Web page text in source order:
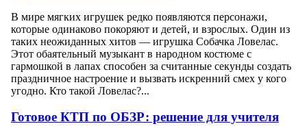
В мире мягких игрушек редко появляются персонажи,
которые одинаково покоряют и детей, и взрослых. Один из
таких неожиданных хитов — игрушка Собачка Ловелас.
Этот обаятельный музыкант в народном костюме с
гармошкой в лапах способен за считанные секунды создать
праздничное настроение и вызвать искренний смех у кого
угодно. Кто такой Ловелас?...
Готовое КТП по ОБЗР: решение для учителя